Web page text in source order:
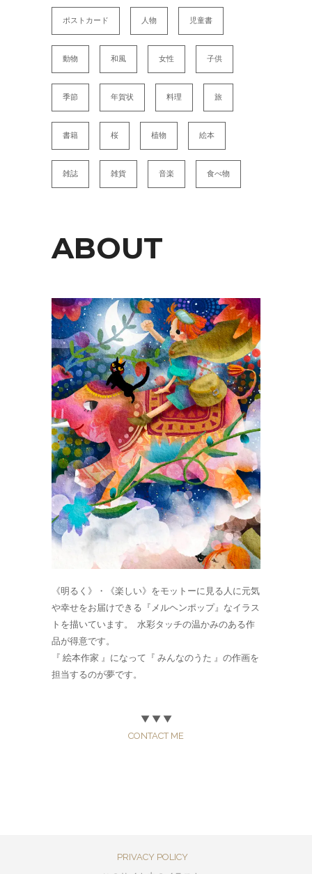
ポストカード 人物 児童書
動物 和風 女性 子供
季節 年賀状 料理 旅
書籍 桜 植物 絵本
雑誌 雑貨 音楽 食べ物
ABOUT
《明るく》・《楽しい》をモットーに見る人に元気
や幸せをお届けできる『メルヘンポップ』なイラス
トを描いています。 水彩タッチの温かみのある作
品が得意です。
『 絵本作家 』になって『 みんなのうた 』の作画を
担当するのが夢です。
▼ ▼ ▼
CONTACT ME
PRIVACY POLICY